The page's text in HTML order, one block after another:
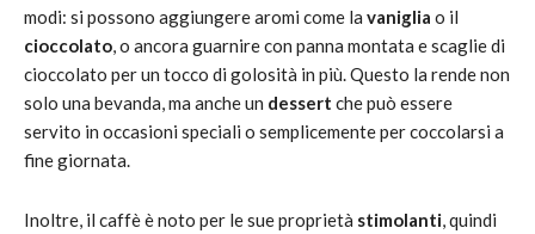
modi: si possono aggiungere aromi come la vaniglia o il
cioccolato, o ancora guarnire con panna montata e scaglie di
cioccolato per un tocco di golosità in più. Questo la rende non
solo una bevanda, ma anche un dessert che può essere
servito in occasioni speciali o semplicemente per coccolarsi a
fine giornata.
Inoltre, il caffè è noto per le sue proprietà stimolanti, quindi